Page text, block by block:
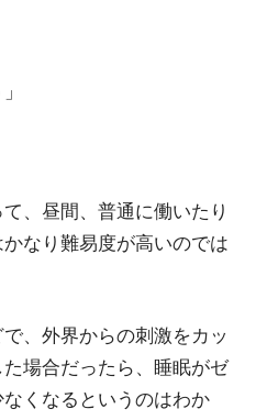
、昼間、普通に働いたり
なり難易度が高いのでは
、外界からの刺激をカッ
場合だったら、睡眠がゼ
くなるというのはわか